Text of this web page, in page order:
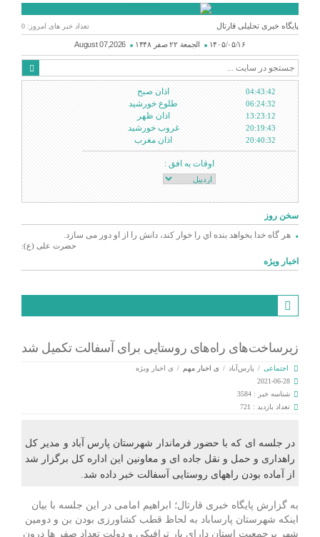
پایگاه خبری تحلیلی قارتال تعداد خبر های امروز: 0
۱۴۰۵/۰۵/۱۶ الجمعة ۲۲ صفر ۱۴۴۸ August 07,2026
04:43:42 اذان صبح
06:24:32 طلوع خورشید
13:23:12 اذان ظهر
20:19:43 غروب خورشید
20:40:32 اذان مغرب
اوقات به افق :
سخن روز
هر گاه خدا بخواهد بنده اي را خوار كند، دانش را از او دور می سازد.
حضرت علی (ع):
اخبار ویژه
زیرساخت‌های راه‌های روستایی برای آسفالت تکمیل شد
اجتماعی / پارس‌آباد / ی اخبار مهم / ی اخبار ویژه
2021-06-28
شناسه خبر : 3584
تعداد بازدید : 721
در جلسه ای که با حضور فرماندار شهرستان پارس آباد و مدیر کل
راهداری و حمل و نقل جاده ای و معاونین این اداره کل برگزار شد
از آماده بودن راههای روستایی آسفالت خبر داده شد.
به گزارش پایگاه خبری قارتال؛ ابراهیم امامی در این جلسه با بیان
اینکه شهرستان پارساباد به لحاظ قطب کشاورزی بودن بن و دومین
شهر پرجمعیت استان دارای بار ترافیکی و دولت تعداد صفر ها درون